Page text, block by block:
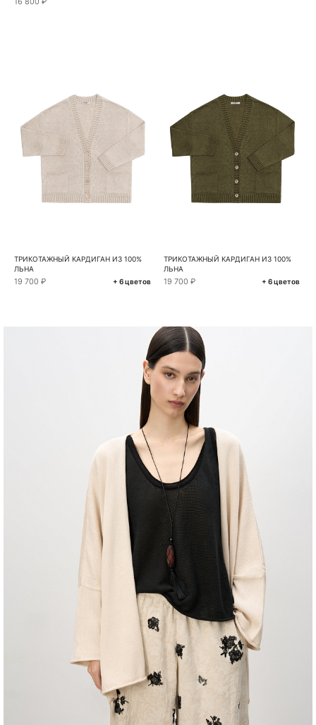
ТРИКОТАЖНЫЙ КАРДИГАН ИЗ 100%
ЛЬНА
19 700 ₽ + 6 цветов
ТРИКОТАЖНЫЙ КАРДИГАН ИЗ 100%
ЛЬНА
19 700 ₽ + 6 цветов